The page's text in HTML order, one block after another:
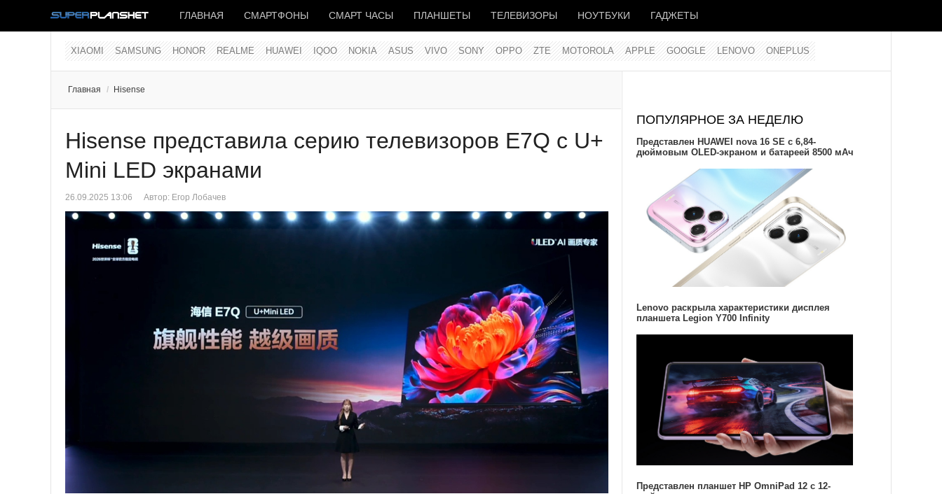
ГЛАВНАЯ СМАРТФОНЫ СМАРТ ЧАСЫ ПЛАНШЕТЫ ТЕЛЕВИЗОРЫ НОУТБУКИ ГАДЖЕТЫ
XIAOMI SAMSUNG HONOR REALME HUAWEI IQOO NOKIA ASUS VIVO SONY OPPO ZTE MOTOROLA APPLE GOOGLE LENOVO ONEPLUS
Главная / Hisense
Hisense представила серию телевизоров E7Q с U+
Mini LED экранами
26.09.2025 13:06 Автор: Егор Лобачев
ПОПУЛЯРНОЕ ЗА НЕДЕЛЮ
Представлен HUAWEI nova 16 SE с 6,84-
дюймовым OLED-экраном и батареей 8500 мАч
Lenovo раскрыла характеристики дисплея
планшета Legion Y700 Infinity
Представлен планшет HP OmniPad 12 с 12-